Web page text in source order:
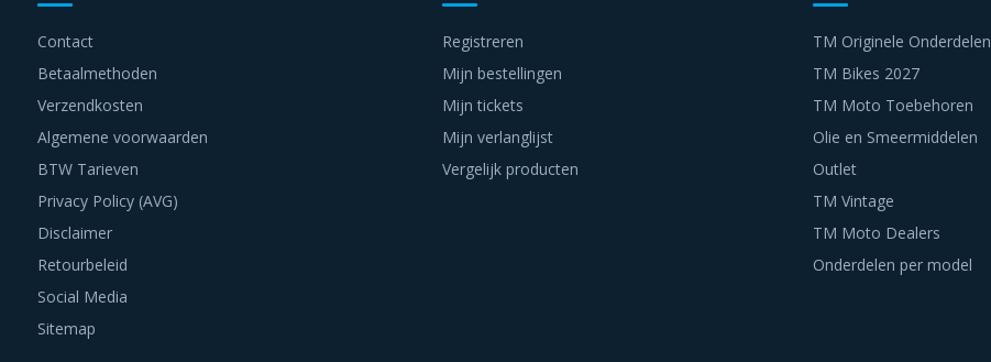
Contact
Betaalmethoden
Verzendkosten
Algemene voorwaarden
BTW Tarieven
Privacy Policy (AVG)
Disclaimer
Retourbeleid
Social Media
Sitemap
Registreren
Mijn bestellingen
Mijn tickets
Mijn verlanglijst
Vergelijk producten
TM Originele Onderdelen
TM Bikes 2027
TM Moto Toebehoren
Olie en Smeermiddelen
Outlet
TM Vintage
TM Moto Dealers
Onderdelen per model